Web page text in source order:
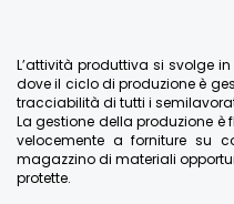
L’attività produttiva si svolge
dove il ciclo di produzione è
tracciabilità di tutti i
La gestione della produzione è
velocemente a forniture su
magazzino di materiali
protette.